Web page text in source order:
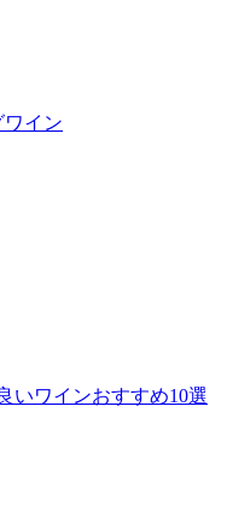
イン
いワインおすすめ10選